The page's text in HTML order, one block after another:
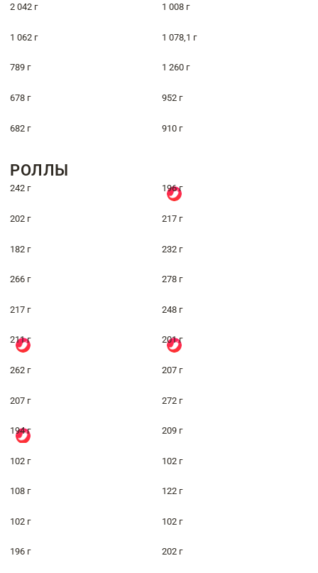
2 042 г 1 008 г
1 062 г 1 078,1 г
789 г 1 260 г
678 г 952 г
682 г 910 г
РОЛЛЫ
242 г 196 г
202 г 217 г
182 г 232 г
266 г 278 г
217 г 248 г
211 г 201 г
262 г 207 г
207 г 272 г
194 г 209 г
102 г 102 г
108 г 122 г
102 г 102 г
196 г 202 г